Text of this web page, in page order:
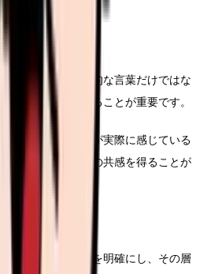
える際は、抽象的な言葉だけではな
を通じて表現することが重要です。
価値観や、社員が実際に感じている
ことで、視聴者の共感を得ることが
設計
ローチしたい層を明確にし、その層